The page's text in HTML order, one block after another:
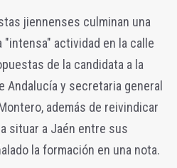
jiennenses culminan una
"intensa" actividad en la calle
de la candidata a la
Andalucía y secretaria general
además de reivindicar
situar a Jaén entre sus
la formación en una nota.